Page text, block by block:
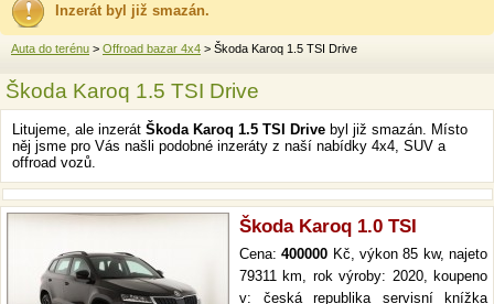
Inzerát byl již smazán.
Auta do terénu > Offroad bazar 4x4 > Škoda Karoq 1.5 TSI Drive
Škoda Karoq 1.5 TSI Drive
Litujeme, ale inzerát Škoda Karoq 1.5 TSI Drive byl již smazán. Místo
něj jsme pro Vás našli podobné inzeráty z naší nabídky 4x4, SUV a
offroad vozů.
Škoda Karoq 1.0 TSI
Cena:400000 Kč, výkon 85 kw, najeto
79311 km, rok výroby: 2020, koupeno
v: česká republika servisní knížka